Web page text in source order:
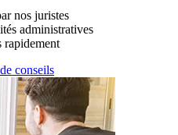
nos juristes
administratives
conseils